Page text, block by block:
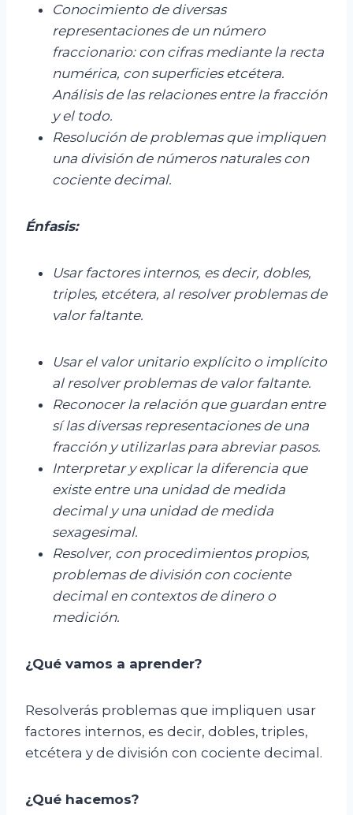
Conocimiento de diversas
representaciones de un número
fraccionario: con cifras mediante la recta
numérica, con superficies etcétera.
Análisis de las relaciones entre la fracción
y el todo.
Resolución de problemas que impliquen
una división de números naturales con
cociente decimal.
Énfasis:
Usar factores internos, es decir, dobles,
triples, etcétera, al resolver problemas de
valor faltante.
Usar el valor unitario explícito o implícito
al resolver problemas de valor faltante.
Reconocer la relación que guardan entre
sí las diversas representaciones de una
fracción y utilizarlas para abreviar pasos.
Interpretar y explicar la diferencia que
existe entre una unidad de medida
decimal y una unidad de medida
sexagesimal.
Resolver, con procedimientos propios,
problemas de división con cociente
decimal en contextos de dinero o
medición.
¿Qué vamos a aprender?
Resolverás problemas que impliquen usar
factores internos, es decir, dobles, triples,
etcétera y de división con cociente decimal.
¿Qué hacemos?